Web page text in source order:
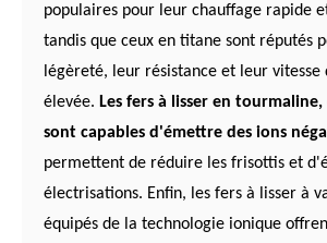
populaires pour leur chauffage rapide
tandis que ceux en titane sont réputés
légèreté, leur résistance et leur vitesse
élevée. Les fers à lisser en
sont capables d'émettre des ions
permettent de réduire les frisottis et
électrisations. Enfin, les fers à lisser à
équipés de la technologie ionique